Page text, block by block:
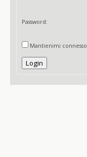
Password:
Mantienimi connesso
Login